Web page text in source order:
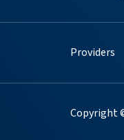
Providers
Copyright